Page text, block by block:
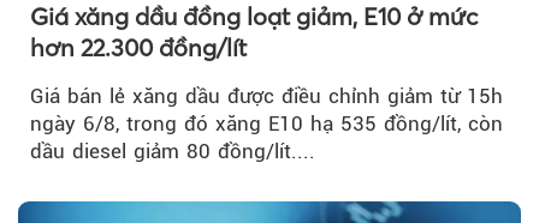
Giá xăng dầu đồng loạt giảm, E10 ở mức
hơn 22.300 đồng/lít
Giá bán lẻ xăng dầu được điều chỉnh giảm từ 15h
ngày 6/8, trong đó xăng E10 hạ 535 đồng/lít, còn
dầu diesel giảm 80 đồng/lít....